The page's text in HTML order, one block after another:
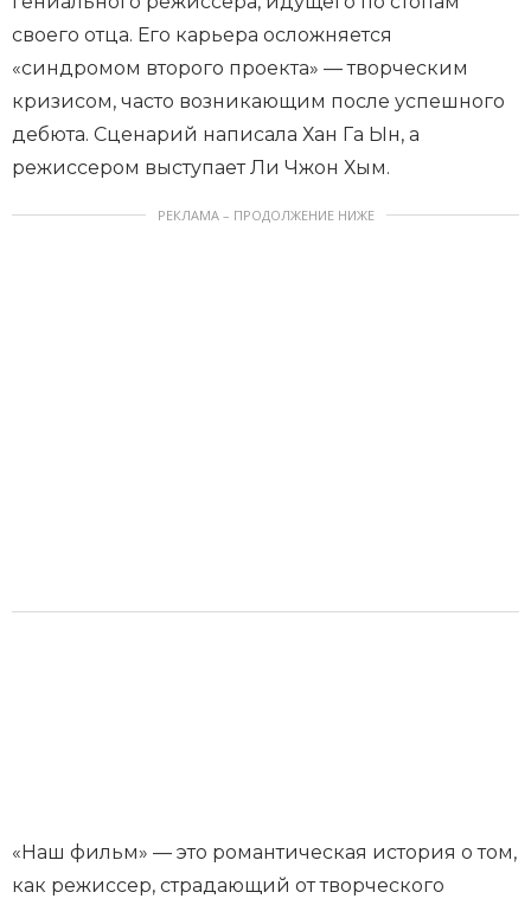
своего отца. Его карьера осложняется
«синдромом второго проекта» — творческим
кризисом, часто возникающим после успешного
дебюта. Сценарий написала Хан Га Ын, а
режиссером выступает Ли Чжон Хым.
РЕКЛАМА – ПРОДОЛЖЕНИЕ НИЖЕ
«Наш фильм» — это романтическая история о том,
как режиссер, страдающий от творческого